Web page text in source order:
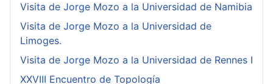
Visita de Jorge Mozo a la Universidad de Namibia
Visita de Jorge Mozo a la Universidad de
Limoges.
Visita de Jorge Mozo a la Universidad de Rennes I
XXVIII Encuentro de Topología